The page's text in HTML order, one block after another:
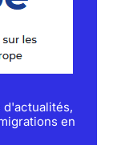
d'actualités,
en